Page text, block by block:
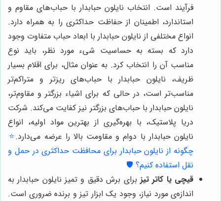
فرآیند است. انتخاب نایلون حبابدار با حباب‌های مقاوم و
استاندارد، اطمینان از حفاظت حداکثری را به همراه دارد.
انواع مختلفی از نایلون حبابدار با ابعاد حباب متفاوت وجود
دارد که بسته به حساسیت شیء مورد نظر، باید نوع
مناسب آن را انتخاب کرد. به عنوان مثال، برای اقلام بسیار
ظریف، نایلون حبابدار با حباب‌های ریزتر و متراکم‌تر
مناسب‌تر است، در حالی که برای اشیاء بزرگتر و مقاوم‌تر،
نایلون حبابدار با حباب‌های بزرگتر نیز کفایت می‌کند. شرکت
دریا پلاستیک، با بهره‌گیری از بهترین مواد اولیه، انواع
نایلون حبابدار با دوام و مقاومت بالا را عرضه می‌دارد.⭐️
چگونه از نایلون حبابدار برای محافظت حداکثری در حمل و
نقل استفاده کنیم؟ 🛡️
قیچی یا کاتر تیز برای برش دقیق و تمیز نایلون حبابدار به
اندازه‌ی مورد نیاز، وجود یک ابزار تیز و برنده ضروری است.